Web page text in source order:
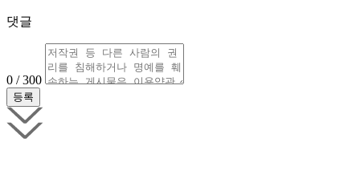
댓글
0 / 300